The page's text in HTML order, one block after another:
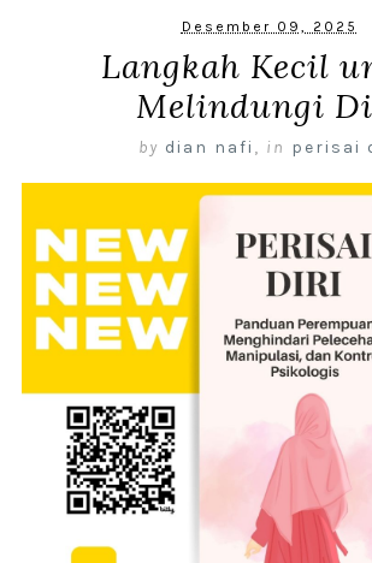
Desember 09, 2025
Langkah Kecil
Melindungi
by dian nafi , in perisai